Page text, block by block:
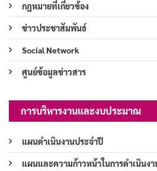
กฎหมายที่เกี่ยวข้อง
ข่าวประชาสัมพันธ์
Social Network
ศูนย์ข้อมูลข่าวสาร
การบริหารงานและงบประมาณ
แผนดำเนินงานประจำปี
แผนและความก้าวหน้าในการดำเนินง